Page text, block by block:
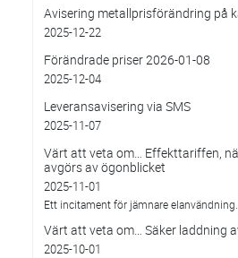
Avisering metallprisförändring på
2025-12-22
Förändrade priser 2026-01-08
2025-12-04
Leveransavisering via SMS
2025-11-07
Värt att veta om… Effekttariffen,
avgörs av ögonblicket
2025-11-01
Ett incitament för jämnare elanvändning.
Värt att veta om… Säker laddning
2025-10-01